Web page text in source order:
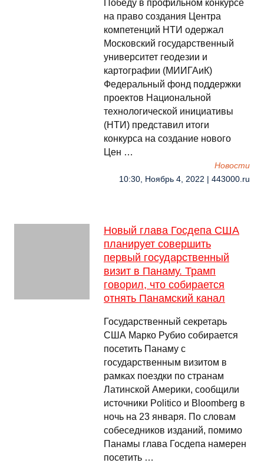
Победу в профильном конкурсе
на право создания Центра
компетенций НТИ одержал
Московский государственный
университет геодезии и
картографии (МИИГАиК)
Федеральный фонд поддержки
проектов Национальной
технологической инициативы
(НТИ) представил итоги
конкурса на создание нового
Цен …
Новости
10:30, Ноябрь 4, 2022 | 443000.ru
Новый глава Госдепа США
планирует совершить
первый государственный
визит в Панаму. Трамп
говорил, что собирается
отнять Панамский канал
Государственный секретарь
США Марко Рубио собирается
посетить Панаму с
государственным визитом в
рамках поездки по странам
Латинской Америки, сообщили
источники Politico и Bloomberg в
ночь на 23 января. По словам
собеседников изданий, помимо
Панамы глава Госдепа намерен
посетить …